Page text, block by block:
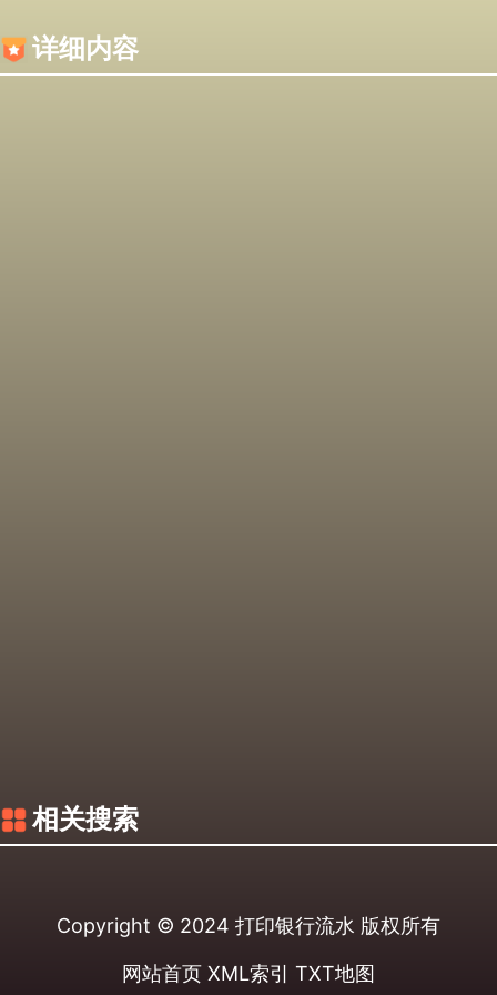
详细内容
相关搜索
Copyright © 2024 打印银行流水 版权所有
网站首页 XML索引 TXT地图